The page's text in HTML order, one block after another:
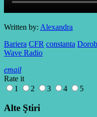
Written by: Alexandra
Bariera CFR constanta
Wave Radio
email
Rate it
1
2 3 4 5
Alte Ştiri